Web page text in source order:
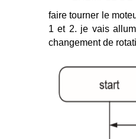
faire tourner le
1 et 2. je vais
changement de